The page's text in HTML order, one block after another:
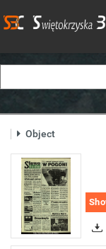
Object